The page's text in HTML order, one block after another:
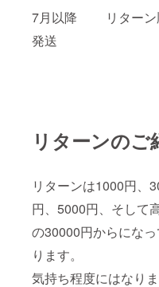
7月以降 リターン
発送
リターンのご
リターンは1000円、
円、5000円、そして
の30000円からにな
ります。
気持ち程度にはなり